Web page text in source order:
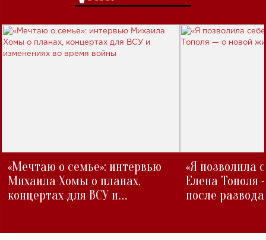
«Мечтаю о семье»: интервью
Михаила Хомы о планах,
концертах для ВСУ и
«Я позволила
Елена Тополя
после развода